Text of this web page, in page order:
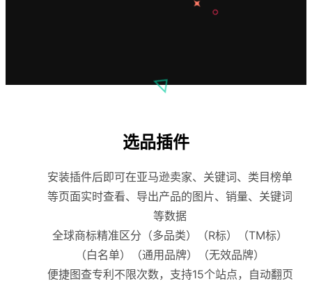
选品插件
安装插件后即可在亚马逊卖家、关键词、类目榜单
等页面实时查看、导出产品的图片、销量、关键词
等数据
全球商标精准区分（多品类）（R标）（TM标）
（白名单）（通用品牌）（无效品牌）
便捷图查专利不限次数，支持15个站点，自动翻页